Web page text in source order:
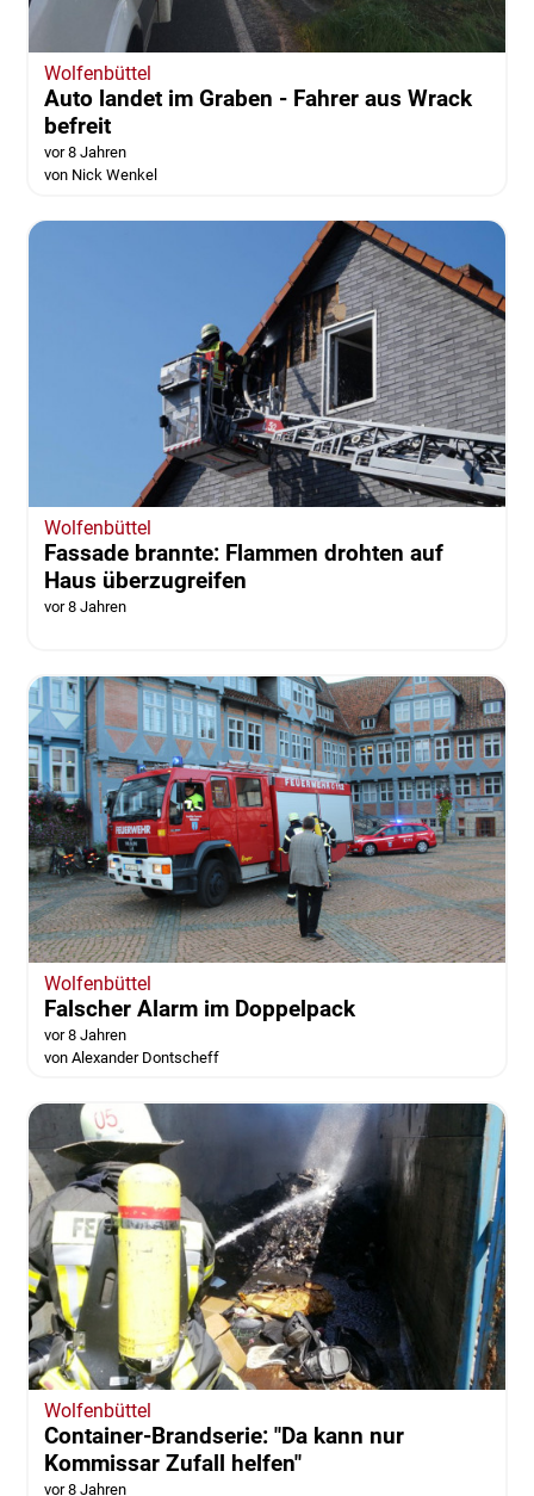
Wolfenbüttel
Auto landet im Graben - Fahrer aus Wrack
befreit
vor 8 Jahren
von Nick Wenkel
Wolfenbüttel
Fassade brannte: Flammen drohten auf
Haus überzugreifen
vor 8 Jahren
Wolfenbüttel
Falscher Alarm im Doppelpack
vor 8 Jahren
von Alexander Dontscheff
Wolfenbüttel
Container-Brandserie: "Da kann nur
Kommissar Zufall helfen"
vor 8 Jahren